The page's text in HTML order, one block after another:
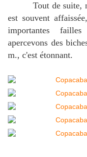
Tout de suite,
est souvent
importantes
apercevons des
m., c'est étonnant.